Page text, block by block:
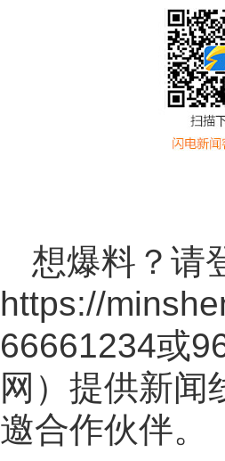
想爆料？请
https://
66661234或
网 ）提供新闻
邀合作伙伴。